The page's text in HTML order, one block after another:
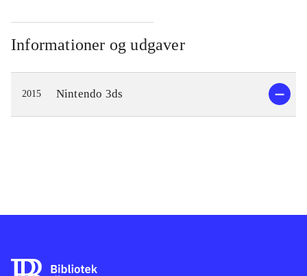
Informationer og udgaver
2015 Nintendo 3ds